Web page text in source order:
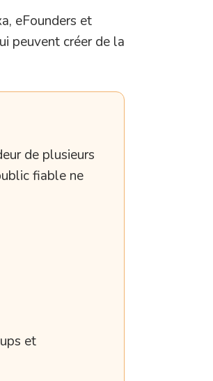
eFounders et
peuvent créer de la
de plusieurs
fiable ne
et